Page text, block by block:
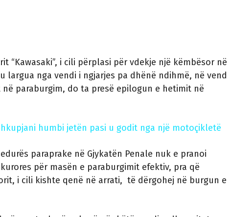
“Kawasaki”, i cili përplasi për vdekje një këmbësor në
largua nga vendi i ngjarjes pa dhënë ndihmë, në vend
paraburgim, do ta presë epilogun e hetimit në
humbi jetën pasi u godit nga një motoçikletë
paraprake në Gjykatën Penale nuk e pranoi
për masën e paraburgimit efektiv, pra që
i cili kishte qenë në arrati, të dërgohej në burgun e